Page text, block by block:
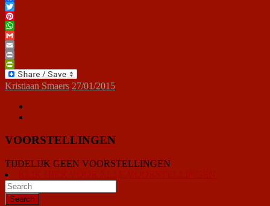
Facebook
Twitter
Pinterest
WhatsApp
Gmail
Email
Print
PrintFriendly
Kristiaan Smaers 27/01/2015
VOORSTELLINGEN
TIJDELIJK GEEN VOORSTELLINGEN